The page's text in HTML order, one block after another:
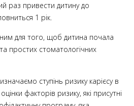
раз привести дитину до
1 рік.
для того, щоб дитина почала
простих стоматологічних
ступінь ризику карієсу в
факторів ризику, які присутні